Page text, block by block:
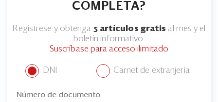
COMPLETA?
Regístrese y obtenga 5 artículos gratis al mes y el
boletín informativo.
Suscríbase para acceso ilimitado
DNI Carnet de extranjería